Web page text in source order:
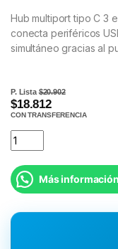
Hub multiport tipo C 3
conecta periféricos
simultáneo gracias al
P. Lista$20.902
$18.812
CON TRANSFERENCIA
Más información